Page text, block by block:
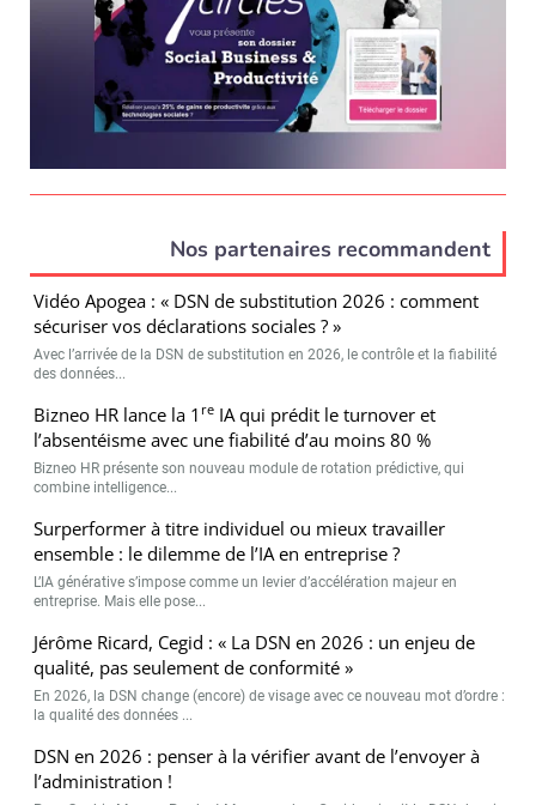
Nos partenaires recommandent
Vidéo Apogea : « DSN de substitution 2026 : comment
sécuriser vos déclarations sociales ? »
Avec l’arrivée de la DSN de substitution en 2026, le contrôle et la fiabilité
des données...
Bizneo HR lance la 1 re IA qui prédit le turnover et
l’absentéisme avec une fiabilité d’au moins 80 %
Bizneo HR présente son nouveau module de rotation prédictive, qui
combine intelligence...
Surperformer à titre individuel ou mieux travailler
ensemble : le dilemme de l’IA en entreprise ?
L’IA générative s’impose comme un levier d’accélération majeur en
entreprise. Mais elle pose...
Jérôme Ricard, Cegid : « La DSN en 2026 : un enjeu de
qualité, pas seulement de conformité »
En 2026, la DSN change (encore) de visage avec ce nouveau mot d’ordre :
la qualité des données ...
DSN en 2026 : penser à la vérifier avant de l’envoyer à
l’administration !